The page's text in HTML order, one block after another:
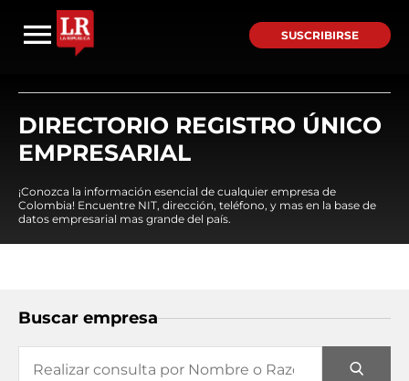
SUSCRIBIRSE
DIRECTORIO REGISTRO ÚNICO
EMPRESARIAL
¡Conozca la información esencial de cualquier empresa de
Colombia! Encuentre NIT, dirección, teléfono, y mas en la base de
datos empresarial mas grande del país.
Buscar empresa